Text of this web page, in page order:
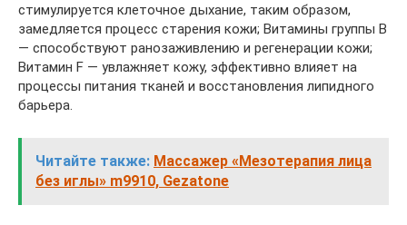
стимулируется клеточное дыхание, таким образом,
замедляется процесс старения кожи; Витамины группы В
— способствуют ранозаживлению и регенерации кожи;
Витамин F — увлажняет кожу, эффективно влияет на
процессы питания тканей и восстановления липидного
барьера.
Читайте также: Массажер «Мезотерапия лица
без иглы» m9910, Gezatone